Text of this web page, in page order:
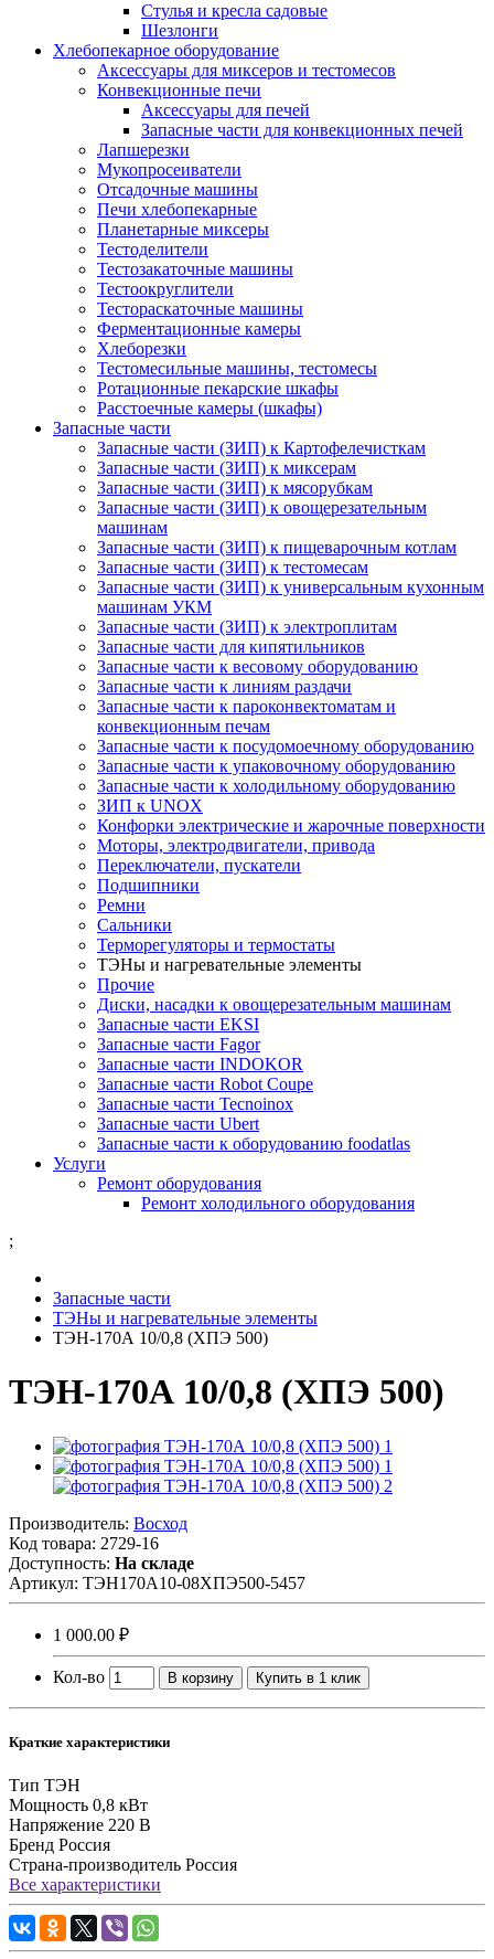
Стулья и кресла садовые
Шезлонги
Хлебопекарное оборудование
Аксессуары для миксеров и тестомесов
Конвекционные печи
Аксессуары для печей
Запасные части для конвекционных печей
Лапшерезки
Мукопросеиватели
Отсадочные машины
Печи хлебопекарные
Планетарные миксеры
Тестоделители
Тестозакаточные машины
Тестоокруглители
Тестораскаточные машины
Ферментационные камеры
Хлеборезки
Тестомесильные машины, тестомесы
Ротационные пекарские шкафы
Расстоечные камеры (шкафы)
Запасные части
Запасные части (ЗИП) к Картофелечисткам
Запасные части (ЗИП) к миксерам
Запасные части (ЗИП) к мясорубкам
Запасные части (ЗИП) к овощерезательным
машинам
Запасные части (ЗИП) к пищеварочным котлам
Запасные части (ЗИП) к тестомесам
Запасные части (ЗИП) к универсальным кухонным
машинам УКМ
Запасные части (ЗИП) к электроплитам
Запасные части для кипятильников
Запасные части к весовому оборудованию
Запасные части к линиям раздачи
Запасные части к пароконвектоматам и
конвекционным печам
Запасные части к посудомоечному оборудованию
Запасные части к упаковочному оборудованию
Запасные части к холодильному оборудованию
ЗИП к UNOX
Конфорки электрические и жарочные поверхности
Моторы, электродвигатели, привода
Переключатели, пускатели
Подшипники
Ремни
Сальники
Терморегуляторы и термостаты
ТЭНы и нагревательные элементы
Прочие
Диски, насадки к овощерезательным машинам
Запасные части EKSI
Запасные части Fagor
Запасные части INDOKOR
Запасные части Robot Coupe
Запасные части Tecnoinox
Запасные части Ubert
Запасные части к оборудованию foodatlas
Услуги
Ремонт оборудования
Ремонт холодильного оборудования
;
Запасные части
ТЭНы и нагревательные элементы
ТЭН-170А 10/0,8 (ХПЭ 500)
ТЭН-170А 10/0,8 (ХПЭ 500)
Производитель: Восход
Код товара: 2729-16
Доступность: На складе
Артикул: ТЭН170А10-08ХПЭ500-5457
1 000.00 ₽
Кол-во В корзину Купить в 1 клик
Краткие характеристики
Тип ТЭН
Мощность 0,8 кВт
Напряжение 220 В
Бренд Россия
Страна-производитель Россия
Все характеристики